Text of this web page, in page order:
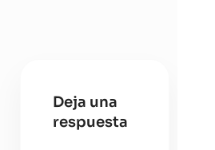
Deja una
respuesta